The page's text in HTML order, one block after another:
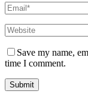
Save my name,
time I comment.